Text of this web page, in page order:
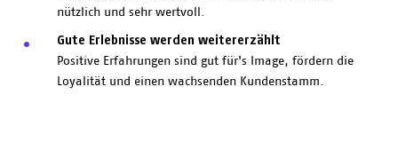
nützlich und sehr wertvoll.
Gute Erlebnisse werden weitererzählt
Positive Erfahrungen sind gut für's Image, fördern die
Loyalität und einen wachsenden Kundenstamm.